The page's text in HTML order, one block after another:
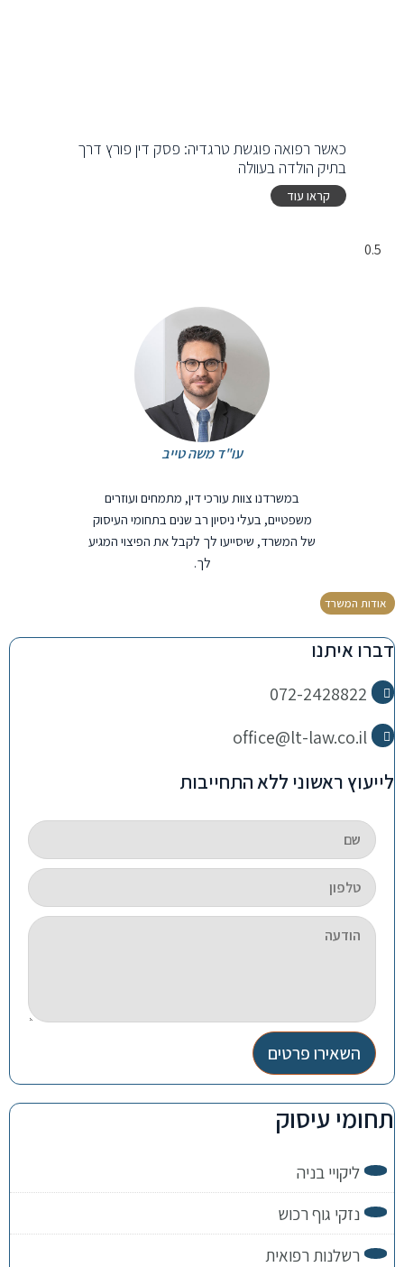
כאשר רפואה פוגשת טרגדיה: פסק דין פורץ דרך
בתיק הולדה בעוולה
קראו עוד
עו"ד משה טייב
במשרדנו צוות עורכי דין, מתמחים ועוזרים
משפטיים, בעלי ניסיון רב שנים בתחומי העיסוק
של המשרד, שיסייעו לך לקבל את הפיצוי המגיע
לך.
אודות המשרד
דברו איתנו
072-2428822
office@lt-law.co.il
לייעוץ ראשוני ללא התחייבות
השאירו פרטים
תחומי עיסוק
ליקויי בניה
נזקי גוף רכוש
רשלנות רפואית